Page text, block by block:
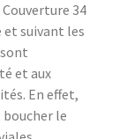
34
et suivant les
sont
et aux
En effet,
le